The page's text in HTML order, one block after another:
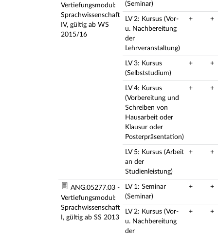
Vertiefungsmodul:
Sprachwissenschaft
IV, gültig ab WS
2015/16
(Seminar)
LV 2: Kursus (Vor-
u. Nachbereitung
der
Lehrveranstaltung)
+ +
LV 3: Kursus
(Selbststudium)
+ +
LV 4: Kursus
(Vorbereitung und
Schreiben von
Hausarbeit oder
Klausur oder
Posterpräsentation)
+ +
LV 5: Kursus (Arbeit
an der
Studienleistung)
+ +
ANG.05277.03 -
Vertiefungsmodul:
Sprachwissenschaft
I, gültig ab SS 2013
LV 1: Seminar
(Seminar)
+ +
LV 2: Kursus (Vor-
u. Nachbereitung
der
+ +